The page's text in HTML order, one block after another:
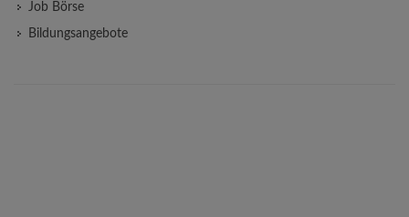
Job Börse
Bildungsangebote